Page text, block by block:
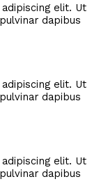
elit. Ut
dapibus
elit. Ut
dapibus
elit. Ut
dapibus